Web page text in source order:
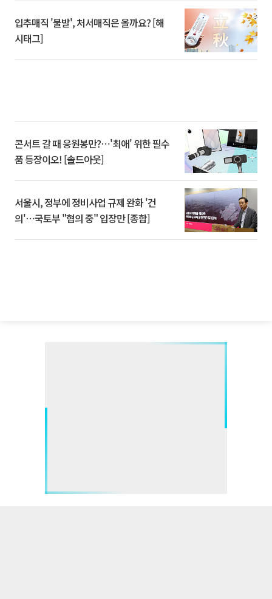
입추매직 '불발', 처서매직은 올까요? [해
시태그]
콘서트 갈 때 응원봉만?⋯'최애' 위한 필수
품 등장이오! [솔드아웃]
서울시, 정부에 정비사업 규제 완화 '건
의'⋯국토부 "협의 중" 입장만 [종합]